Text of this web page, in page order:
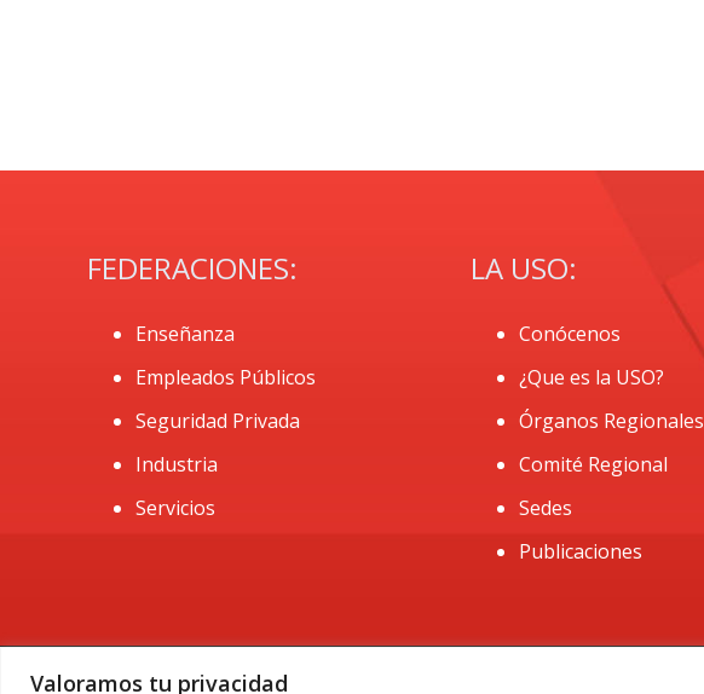
Valoramos tu privacidad
FEDERACIONES:
Enseñanza
Empleados Públicos
Seguridad Privada
Industria
Servicios
LA USO:
Conócenos
¿Que es la USO?
Órganos Regionales
Comité Regional
Sedes
Publicaciones